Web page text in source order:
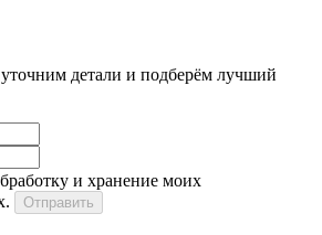
детали и подберём лучший
и хранение моих
Отправить